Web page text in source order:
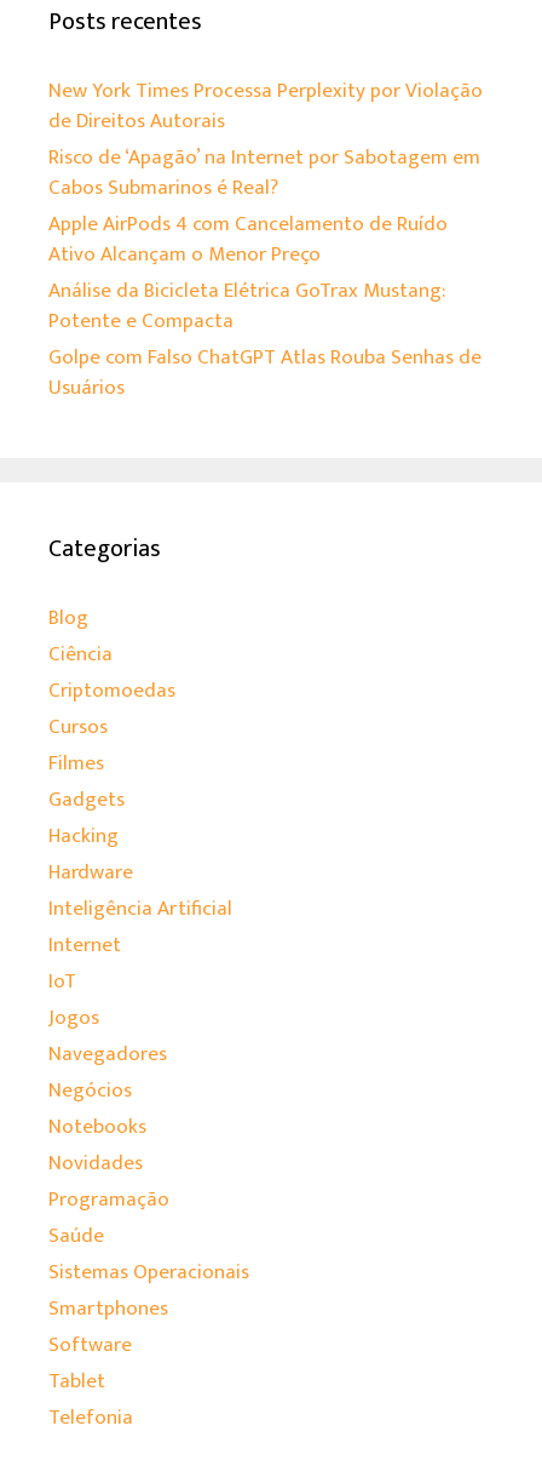
Posts recentes
New York Times Processa Perplexity por Violação
de Direitos Autorais
Risco de ‘Apagão’ na Internet por Sabotagem em
Cabos Submarinos é Real?
Apple AirPods 4 com Cancelamento de Ruído
Ativo Alcançam o Menor Preço
Análise da Bicicleta Elétrica GoTrax Mustang:
Potente e Compacta
Golpe com Falso ChatGPT Atlas Rouba Senhas de
Usuários
Categorias
Blog
Ciência
Criptomoedas
Cursos
Filmes
Gadgets
Hacking
Hardware
Inteligência Artificial
Internet
IoT
Jogos
Navegadores
Negócios
Notebooks
Novidades
Programação
Saúde
Sistemas Operacionais
Smartphones
Software
Tablet
Telefonia